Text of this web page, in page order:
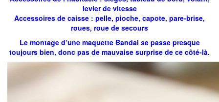
levier de vitesse
Accessoires de caisse : pelle, pioche, capote, pare-brise,
roues, roue de secours
Le montage d’une maquette Bandai se passe presque
toujours bien, donc pas de mauvaise surprise de ce côté-là.